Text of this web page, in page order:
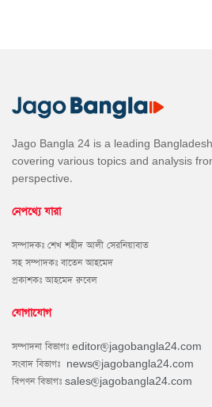
Jago Bangla 24 is a leading
covering various topics and analysis
perspective.
নেপথ্যে যারা
সম্পাদকঃ শেখ শহীদ আলী সেরনিয়াবাত
সহ সম্পাদকঃ বাতেন আহমেদ
প্রকাশকঃ আহমেদ রুবেল
যোগাযোগ
সম্পাদনা বিভাগঃ editor@jagobangla24.com
সংবাদ বিভাগঃ news@jagobangla24.com
বিপণন বিভাগঃ sales@jagobangla24.com